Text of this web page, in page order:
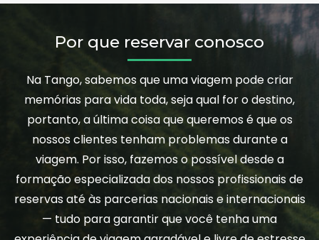
Por que reservar conosco
Na Tango, sabemos que uma viagem pode criar
memórias para vida toda, seja qual for o destino,
portanto, a última coisa que queremos é que os
nossos clientes tenham problemas durante a
viagem. Por isso, fazemos o possível desde a
formação especializada dos nossos profissionais de
reservas até às parcerias nacionais e internacionais
— tudo para garantir que você tenha uma